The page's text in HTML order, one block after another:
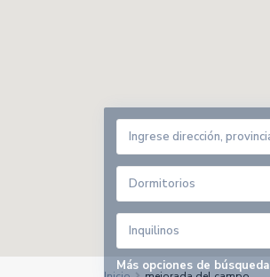
Dormitorios
Inquilinos
Más opciones de búsqueda